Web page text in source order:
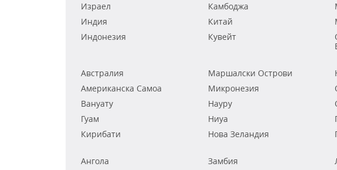
Израел
Индия
Индонезия
Камбоджа
Китай
Кувейт
Австралия
Американска Самоа
Вануату
Гуам
Кирибати
Маршалски Острови
Микронезия
Науру
Ниуа
Нова Зеландия
Ангола
Замбия